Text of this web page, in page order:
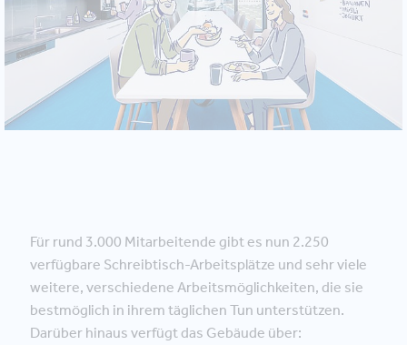
Für rund 3.000 Mitarbeitende gibt es nun 2.250
verfügbare Schreibtisch-Arbeitsplätze und sehr viele
weitere, verschiedene Arbeitsmöglichkeiten, die sie
bestmöglich in ihrem täglichen Tun unterstützen.
Darüber hinaus verfügt das Gebäude über: